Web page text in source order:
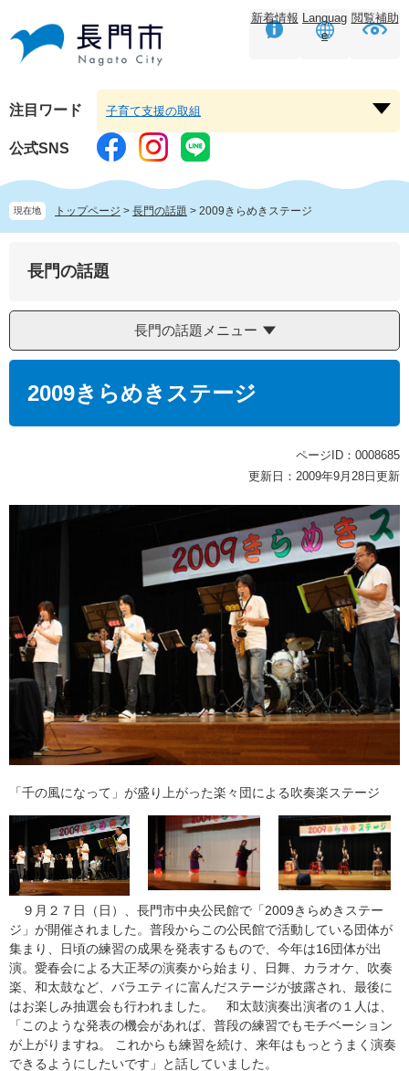
頭
す。
飛
し
本
文
へ
新着情報 Languag
e
閲覧補助
注目ワード
ー
子育て支援の取組
公式SNS
現在地 トップページ > 長門の話題 > 2009きらめきステージ
長門の話題
長門の話題メニュー
2009きらめきステージ
ページID：0008685
更新日：2009年9月28日更新
「千の風になって」が盛り上がった楽々団による吹奏楽ステージ
９月２７日（日）、長門市中央公民館で「2009きらめきステー
ジ」が開催されました。普段からこの公民館で活動している団体が
集まり、日頃の練習の成果を発表するもので、今年は16団体が出
演。愛春会による大正琴の演奏から始まり、日舞、カラオケ、吹奏
楽、和太鼓など、バラエティに富んだステージが披露され、最後に
はお楽しみ抽選会も行われました。 和太鼓演奏出演者の１人は、
「このような発表の機会があれば、普段の練習でもモチベーション
が上がりますね。 これからも練習を続け、来年はもっとうまく演奏
できるようにしたいです」と話していました。